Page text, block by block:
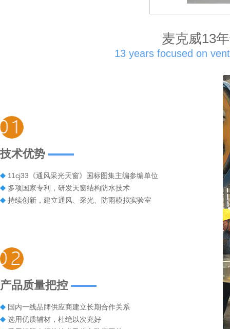
麦克威13
13 years focused on
技术优势
11cj33《通风采光天窗》国标图集主编参编单位
多项国家专利，研发天窗结构防水技术
持续创新，建立通风、采光、防雨模拟实验室
产品质量把控
国内一线品牌供应商建立长期合作关系
选用优质辅材，杜绝以次充好